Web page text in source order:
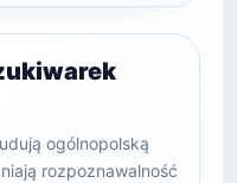
ogólnopolską
rozpoznawalność